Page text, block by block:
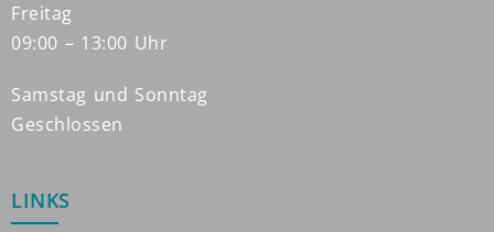
Freitag
09:00 – 13:00 Uhr
Samstag und Sonntag
Geschlossen
LINKS